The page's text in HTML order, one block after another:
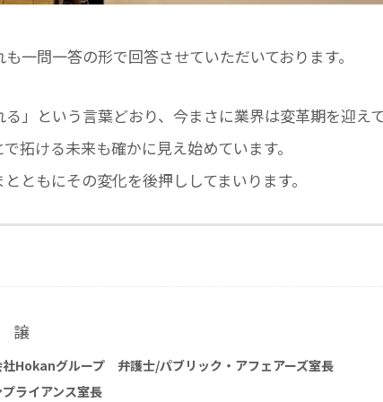
一問一答の形で回答させていただいております。
る」という言葉どおり、今まさに業界は変革期を迎えて
拓ける未来も確かに見え始めています。
ともにその変化を後押ししてまいります。
譲
社Hokanグループ 弁護士/パブリック・アフェアーズ室長
ライアンス室長